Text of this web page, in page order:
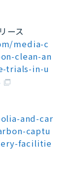
ース
media-c
clean-an
trials-in-u
and-car
captu
facilitie